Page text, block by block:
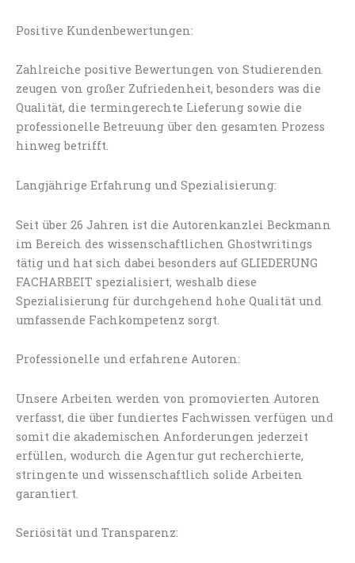
Positive Kundenbewertungen:
Zahlreiche positive Bewertungen von Studierenden
zeugen von großer Zufriedenheit, besonders was die
Qualität, die termingerechte Lieferung sowie die
professionelle Betreuung über den gesamten Prozess
hinweg betrifft.
Langjährige Erfahrung und Spezialisierung:
Seit über 26 Jahren ist die Autorenkanzlei Beckmann
im Bereich des wissenschaftlichen Ghostwritings
tätig und hat sich dabei besonders auf GLIEDERUNG
FACHARBEIT spezialisiert, weshalb diese
Spezialisierung für durchgehend hohe Qualität und
umfassende Fachkompetenz sorgt.
Professionelle und erfahrene Autoren:
Unsere Arbeiten werden von promovierten Autoren
verfasst, die über fundiertes Fachwissen verfügen und
somit die akademischen Anforderungen jederzeit
erfüllen, wodurch die Agentur gut recherchierte,
stringente und wissenschaftlich solide Arbeiten
garantiert.
Seriösität und Transparenz: